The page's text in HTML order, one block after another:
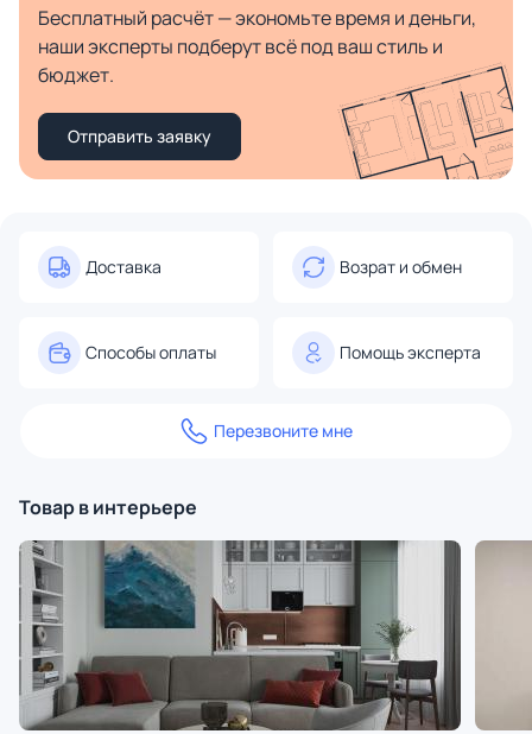
Бесплатный расчёт — экономьте время и деньги,
наши эксперты подберут всё под ваш стиль и
бюджет.
Отправить заявку
Доставка Возрат и обмен
Способы оплаты Помощь эксперта
Перезвоните мне
Товар в интерьере